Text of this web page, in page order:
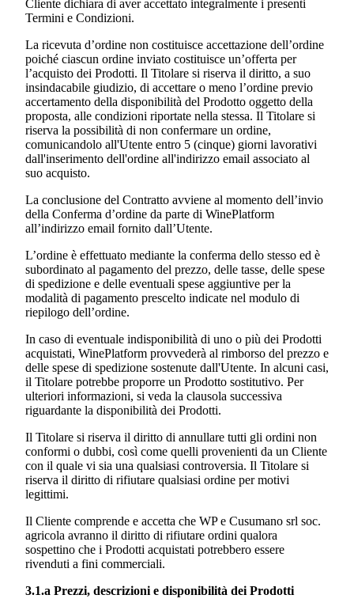
Cliente dichiara di aver accettato integralmente i presenti
Termini e Condizioni.
La ricevuta d’ordine non costituisce accettazione dell’ordine
poiché ciascun ordine inviato costituisce un’offerta per
l’acquisto dei Prodotti. Il Titolare si riserva il diritto, a suo
insindacabile giudizio, di accettare o meno l’ordine previo
accertamento della disponibilità del Prodotto oggetto della
proposta, alle condizioni riportate nella stessa. Il Titolare si
riserva la possibilità di non confermare un ordine,
comunicandolo all'Utente entro 5 (cinque) giorni lavorativi
dall'inserimento dell'ordine all'indirizzo email associato al
suo acquisto.
La conclusione del Contratto avviene al momento dell’invio
della Conferma d’ordine da parte di WinePlatform
all’indirizzo email fornito dall’Utente.
L’ordine è effettuato mediante la conferma dello stesso ed è
subordinato al pagamento del prezzo, delle tasse, delle spese
di spedizione e delle eventuali spese aggiuntive per la
modalità di pagamento prescelto indicate nel modulo di
riepilogo dell’ordine.
In caso di eventuale indisponibilità di uno o più dei Prodotti
acquistati, WinePlatform provvederà al rimborso del prezzo e
delle spese di spedizione sostenute dall'Utente. In alcuni casi,
il Titolare potrebbe proporre un Prodotto sostitutivo. Per
ulteriori informazioni, si veda la clausola successiva
riguardante la disponibilità dei Prodotti.
Il Titolare si riserva il diritto di annullare tutti gli ordini non
conformi o dubbi, così come quelli provenienti da un Cliente
con il quale vi sia una qualsiasi controversia. Il Titolare si
riserva il diritto di rifiutare qualsiasi ordine per motivi
legittimi.
Il Cliente comprende e accetta che WP e Cusumano srl soc.
agricola avranno il diritto di rifiutare ordini qualora
sospettino che i Prodotti acquistati potrebbero essere
rivenduti a fini commerciali.
3.1.a Prezzi, descrizioni e disponibilità dei Prodotti